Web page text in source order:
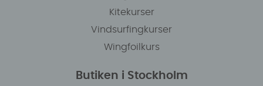
Kitekurser
Vindsurfingkurser
Wingfoilkurs
Butiken i Stockholm